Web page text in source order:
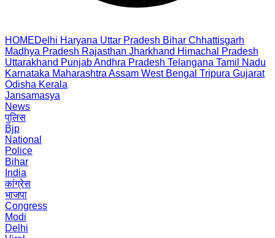
HOMEDelhi Haryana Uttar Pradesh Bihar Chhattisgarh
Madhya Pradesh Rajasthan Jharkhand Himachal Pradesh
Uttarakhand PunjabAndhra Pradesh Telangana Tamil Nadu
Karnataka Maharashtra Assam West Bengal Tripura Gujarat
Odisha Kerala
Jansamasya
News
पुलिस
Bjp
National
Police
Bihar
India
कांग्रेस
भाजपा
Congress
Modi
Delhi